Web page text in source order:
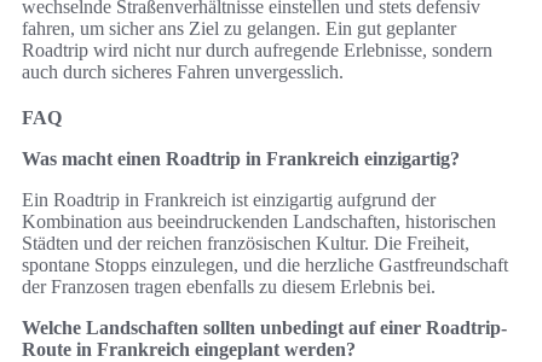
wechselnde Straßenverhältnisse einstellen und stets defensiv
fahren, um sicher ans Ziel zu gelangen. Ein gut geplanter
Roadtrip wird nicht nur durch aufregende Erlebnisse, sondern
auch durch sicheres Fahren unvergesslich.
FAQ
Was macht einen Roadtrip in Frankreich einzigartig?
Ein Roadtrip in Frankreich ist einzigartig aufgrund der
Kombination aus beeindruckenden Landschaften, historischen
Städten und der reichen französischen Kultur. Die Freiheit,
spontane Stopps einzulegen, und die herzliche Gastfreundschaft
der Franzosen tragen ebenfalls zu diesem Erlebnis bei.
Welche Landschaften sollten unbedingt auf einer Roadtrip-
Route in Frankreich eingeplant werden?